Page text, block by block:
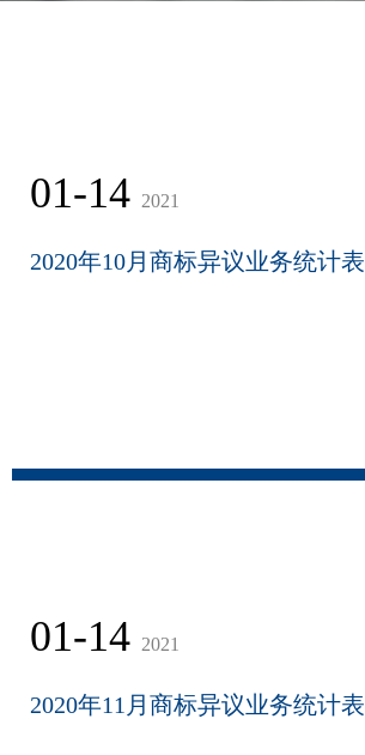
01-14 2021
2020年10月商标异议业务统计表
01-14 2021
2020年11月商标异议业务统计表